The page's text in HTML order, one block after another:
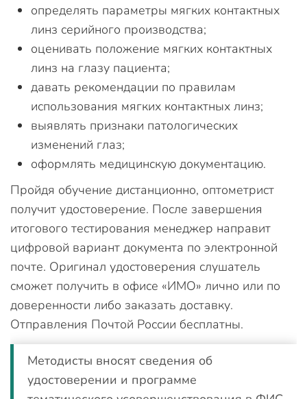
определять параметры мягких контактных
линз серийного производства;
оценивать положение мягких контактных
линз на глазу пациента;
давать рекомендации по правилам
использования мягких контактных линз;
выявлять признаки патологических
изменений глаз;
оформлять медицинскую документацию.
Пройдя обучение дистанционно, оптометрист
получит удостоверение. После завершения
итогового тестирования менеджер направит
цифровой вариант документа по электронной
почте. Оригинал удостоверения слушатель
сможет получить в офисе «ИМО» лично или по
доверенности либо заказать доставку.
Отправления Почтой России бесплатны.
Методисты вносят сведения об
удостоверении и программе